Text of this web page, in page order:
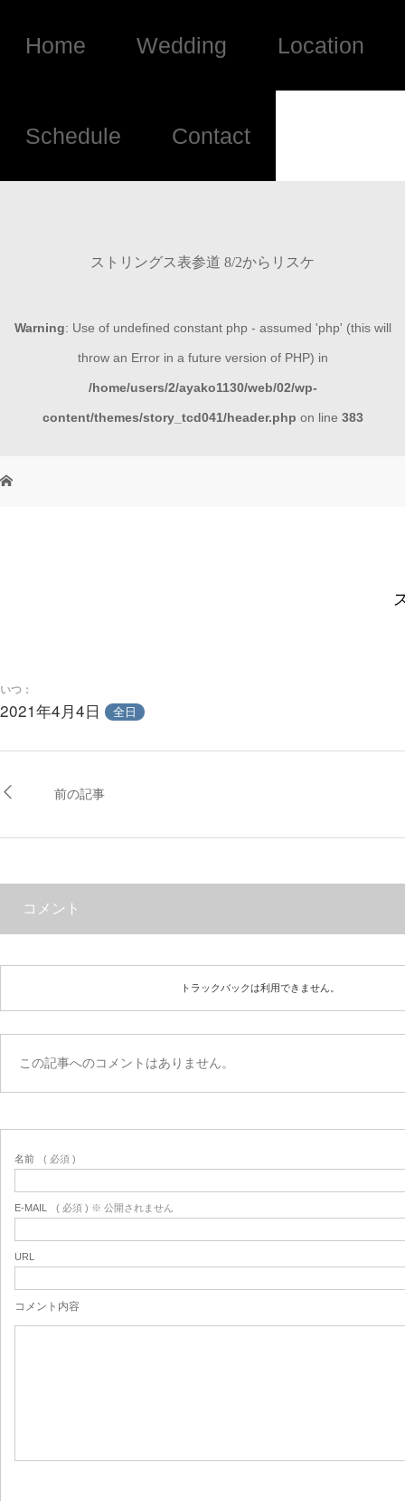
Home Wedding Location
Schedule Contact
ストリングス表参道 8/2からリスケ
Warning: Use of undefined constant php - assumed 'php' (this will
throw an Error in a future version of PHP) in
/home/users/2/ayako1130/web/02/wp-
content/themes/story_tcd041/header.php on line 383
いつ：
2021年4月4日 全日
前の記事
コメント
トラックバックは利用できません。
この記事へのコメントはありません。
名前 ( 必須 )
E-MAIL ( 必須 ) ※ 公開されません
URL
コメント内容